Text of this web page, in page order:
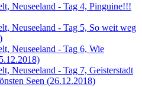
Neuseeland - Tag 4, Pinguine!!!
Neuseeland - Tag 5, So weit weg
Neuseeland - Tag 6, Wie
Neuseeland - Tag 7, Geisterstadt
Seen (26.12.2018)